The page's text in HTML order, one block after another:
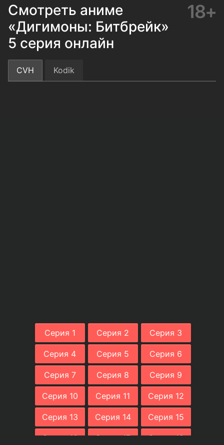
Смотреть аниме
«Дигимоны: Битбрейк»
5 серия онлайн
18+
CVH Kodik
Серия 1 Серия 2 Серия 3
Серия 4 Серия 5 Серия 6
Серия 7 Серия 8 Серия 9
Серия 10 Серия 11 Серия 12
Серия 13 Серия 14 Серия 15
Серия 16 Серия 17 Серия 18